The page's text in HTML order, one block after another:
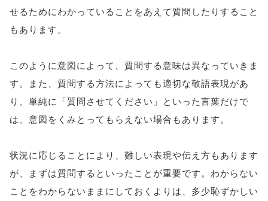
せるためにわかっていることをあえて質問したりすること
もあります。
このように意図によって、質問する意味は異なっていきま
す。また、質問する方法によっても適切な敬語表現があ
り、単純に「質問させてください」といった言葉だけで
は、意図をくみとってもらえない場合もあります。
状況に応じることにより、難しい表現や伝え方もあります
が、まずは質問するといったことが重要です。わからない
ことをわからないままにしておくよりは、多少恥ずかしい